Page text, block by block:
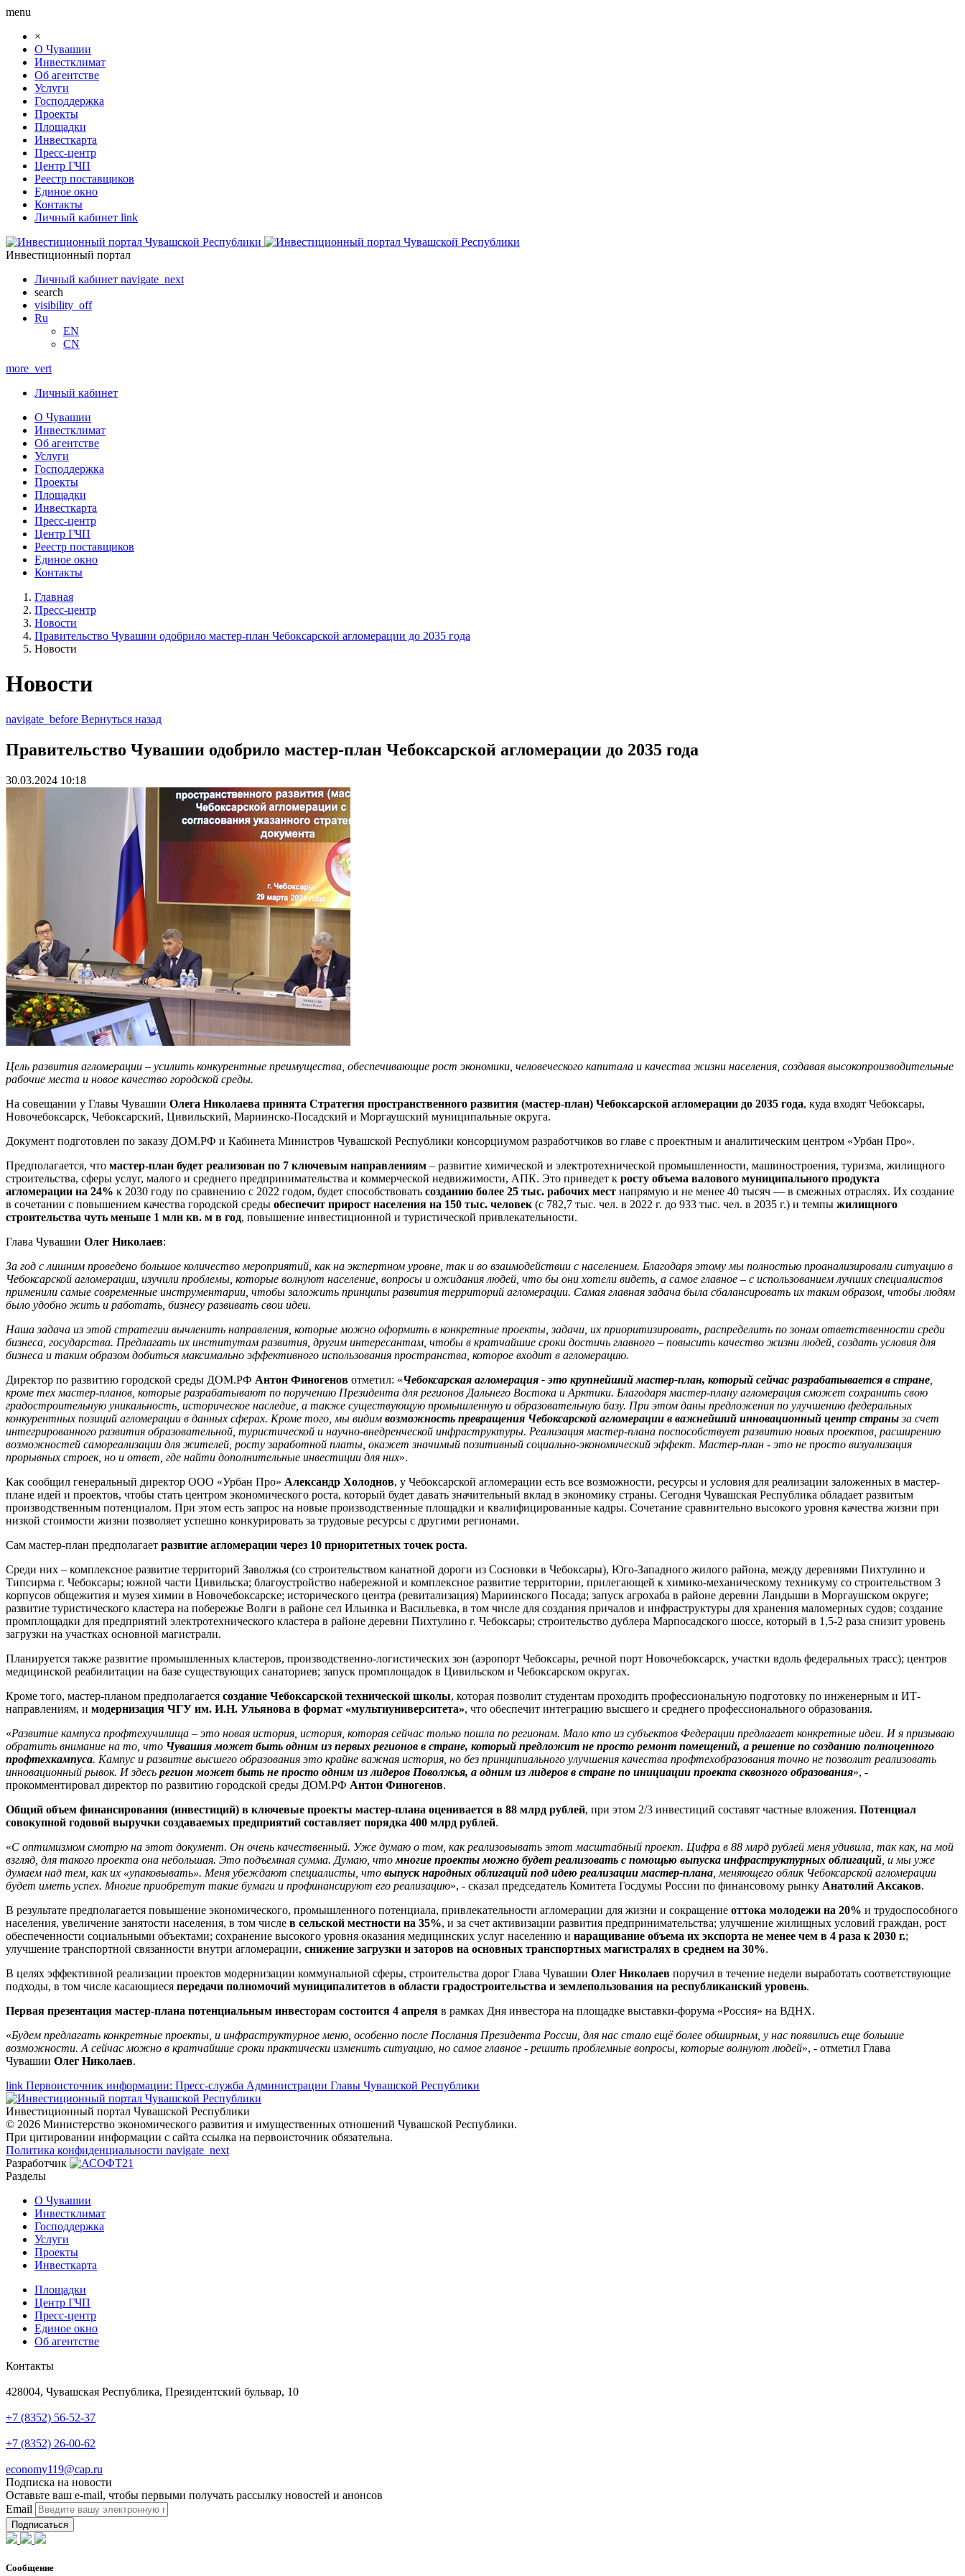
menu
×
О Чувашии
Инвестклимат
Об агентстве
Услуги
Господдержка
Проекты
Площадки
Инвесткарта
Пресс-центр
Центр ГЧП
Реестр поставщиков
Единое окно
Контакты
Личный кабинет link
Инвестиционный портал
Личный кабинет navigate_next
search
visibility_off
Ru
EN
CN
more_vert
Личный кабинет
О Чувашии
Инвестклимат
Об агентстве
Услуги
Господдержка
Проекты
Площадки
Инвесткарта
Пресс-центр
Центр ГЧП
Реестр поставщиков
Единое окно
Контакты
Главная
Пресс-центр
Новости
Правительство Чувашии одобрило мастер-план Чебоксарской агломерации до 2035 года
Новости
Новости
navigate_before Вернуться назад
Правительство Чувашии одобрило мастер-план Чебоксарской агломерации до 2035 года
30.03.2024 10:18
Цель развития агломерации – усилить конкурентные преимущества, обеспечивающие рост экономики, человеческого капитала и качества жизни населения, создавая высокопроизводительные
рабочие места и новое качество городской среды.
На совещании у Главы Чувашии Олега Николаева принята Стратегия пространственного развития (мастер-план) Чебоксарской агломерации до 2035 года, куда входят Чебоксары,
Новочебоксарск, Чебоксарский, Цивильский, Мариинско-Посадский и Моргаушский муниципальные округа.
Документ подготовлен по заказу ДОМ.РФ и Кабинета Министров Чувашской Республики консорциумом разработчиков во главе с проектным и аналитическим центром «Урбан Про».
Предполагается, что мастер-план будет реализован по 7 ключевым направлениям – развитие химической и электротехнической промышленности, машиностроения, туризма, жилищного
строительства, сферы услуг, малого и среднего предпринимательства и коммерческой недвижимости, АПК. Это приведет к росту объема валового муниципального продукта
агломерации на 24% к 2030 году по сравнению с 2022 годом, будет способствовать созданию более 25 тыс. рабочих мест напрямую и не менее 40 тысяч — в смежных отраслях. Их создание
в сочетании с повышением качества городской среды обеспечит прирост населения на 150 тыс. человек (с 782,7 тыс. чел. в 2022 г. до 933 тыс. чел. в 2035 г.) и темпы жилищного
строительства чуть меньше 1 млн кв. м в год, повышение инвестиционной и туристической привлекательности.
Глава Чувашии Олег Николаев:
За год с лишним проведено большое количество мероприятий, как на экспертном уровне, так и во взаимодействии с населением. Благодаря этому мы полностью проанализировали ситуацию в
Чебоксарской агломерации, изучили проблемы, которые волнуют население, вопросы и ожидания людей, что бы они хотели видеть, а самое главное – с использованием лучших специалистов
применили самые современные инструментарии, чтобы заложить принципы развития территорий агломерации. Самая главная задача была сбалансировать их таким образом, чтобы людям
было удобно жить и работать, бизнесу развивать свои идеи.
Наша задача из этой стратегии вычленить направления, которые можно оформить в конкретные проекты, задачи, их приоритизировать, распределить по зонам ответственности среди
бизнеса, государства. Предлагать их институтам развития, другим интересантам, чтобы в кратчайшие сроки достичь главного – повысить качество жизни людей, создать условия для
бизнеса и таким образом добиться максимально эффективного использования пространства, которое входит в агломерацию.
Директор по развитию городской среды ДОМ.РФ Антон Финогенов отметил: «Чебоксарская агломерация - это крупнейший мастер-план, который сейчас разрабатывается в стране
кроме тех мастер-планов, которые разрабатывают по поручению Президента для регионов Дальнего Востока и Арктики. Благодаря мастер-плану агломерация сможет сохранить свою
градостроительную уникальность, историческое наследие, а также существующую промышленную и образовательную базу. При этом даны предложения по улучшению федеральных
конкурентных позиций агломерации в данных сферах. Кроме того, мы видим возможность превращения Чебоксарской агломерации в важнейший инновационный центр страны за счет
интегрированного развития образовательной, туристической и научно-внедренческой инфраструктуры. Реализация мастер-плана поспособствует развитию новых проектов, расширению
возможностей самореализации для жителей, росту заработной платы, окажет значимый позитивный социально-экономический эффект. Мастер-план - это не просто визуализация
прорывных строек, но и ответ, где найти дополнительные инвестиции для них».
Как сообщил генеральный директор ООО «Урбан Про» Александр Холоднов, у Чебоксарской агломерации есть все возможности, ресурсы и условия для реализации заложенных в мастер-
плане идей и проектов, чтобы стать центром экономического роста, который будет давать значительный вклад в экономику страны. Сегодня Чувашская Республика обладает развитым
производственным потенциалом. При этом есть запрос на новые производственные площадки и квалифицированные кадры. Сочетание сравнительно высокого уровня качества жизни при
низкой стоимости жизни позволяет успешно конкурировать за трудовые ресурсы с другими регионами.
Сам мастер-план предполагает развитие агломерации через 10 приоритетных точек роста.
Среди них – комплексное развитие территорий Заволжья (со строительством канатной дороги из Сосновки в Чебоксары), Юго-Западного жилого района, между деревнями Пихтулино и
Типсирма г. Чебоксары; южной части Цивильска; благоустройство набережной и комплексное развитие территории, прилегающей к химико-механическому техникуму со строительством 3
корпусов общежития и музея химии в Новочебоксарске; исторического центра (ревитализация) Мариинского Посада; запуск агрохаба в районе деревни Ландыши в Моргаушском округе;
развитие туристического кластера на побережье Волги в районе сел Ильинка и Васильевка, в том числе для создания причалов и инфраструктуры для хранения маломерных судов; создание
промплощадки для предприятий электротехнического кластера в районе деревни Пихтулино г. Чебоксары; строительство дублера Марпосадского шоссе, который в 1,5-2 раза снизит уровень
загрузки на участках основной магистрали.
Планируется также развитие промышленных кластеров, производственно-логистических зон (аэропорт Чебоксары, речной порт Новочебоксарск, участки вдоль федеральных трасс); центров
медицинской реабилитации на базе существующих санаториев; запуск промплощадок в Цивильском и Чебоксарском округах.
Кроме того, мастер-планом предполагается создание Чебоксарской технической школы, которая позволит студентам проходить профессиональную подготовку по инженерным и ИТ-
направлениям, и модернизация ЧГУ им. И.Н. Ульянова в формат «мультиуниверситета», что обеспечит интеграцию высшего и среднего профессионального образования.
«Развитие кампуса профтехучилища – это новая история, история, которая сейчас только пошла по регионам. Мало кто из субъектов Федерации предлагает конкретные идеи. И я призываю
обратить внимание на то, что Чувашия может быть одним из первых регионов в стране, который предложит не просто ремонт помещений, а решение по созданию полноценного
профтехкампуса. Кампус и развитие высшего образования это крайне важная история, но без принципиального улучшения качества профтехобразования точно не позволит реализовать
инновационный рывок. И здесь регион может быть не просто одним из лидеров Поволжья, а одним из лидеров в стране по инициации проекта сквозного образования», -
прокомментировал директор по развитию городской среды ДОМ.РФ Антон Финогенов.
Общий объем финансирования (инвестиций) в ключевые проекты мастер-плана оценивается в 88 млрд рублей, при этом 2/3 инвестиций составят частные вложения. Потенциал
совокупной годовой выручки создаваемых предприятий составляет порядка 400 млрд рублей.
«С оптимизмом смотрю на этот документ. Он очень качественный. Уже думаю о том, как реализовывать этот масштабный проект. Цифра в 88 млрд рублей меня удивила, так как, на мой
взгляд, для такого проекта она небольшая. Это подъемная сумма. Думаю, что многие проекты можно будет реализовать с помощью выпуска инфраструктурных облигаций , и мы уже
думаем над тем, как их «упаковывать». Меня убеждают специалисты, что выпуск народных облигаций под идею реализации мастер-плана , меняющего облик Чебоксарской агломерации
будет иметь успех. Многие приобретут такие бумаги и профинансируют его реализацию», - сказал председатель Комитета Госдумы России по финансовому рынку Анатолий Аксаков.
В результате предполагается повышение экономического, промышленного потенциала, привлекательности агломерации для жизни и сокращение оттока молодежи на 20% и трудоспособного
населения, увеличение занятости населения, в том числе в сельской местности на 35%, и за счет активизации развития предпринимательства; улучшение жилищных условий граждан, рост
обеспеченности социальными объектами; сохранение высокого уровня оказания медицинских услуг населению и наращивание объема их экспорта не менее чем в 4 раза к 2030 г.;
улучшение транспортной связанности внутри агломерации, снижение загрузки и заторов на основных транспортных магистралях в среднем на 30%.
В целях эффективной реализации проектов модернизации коммунальной сферы, строительства дорог Глава Чувашии Олег Николаев поручил в течение недели выработать соответствующие
подходы, в том числе касающиеся передачи полномочий муниципалитетов в области градостроительства и землепользования на республиканский уровень.
Первая презентация мастер-плана потенциальным инвесторам состоится 4 апреля в рамках Дня инвестора на площадке выставки-форума «Россия» на ВДНХ.
«Будем предлагать конкретные проекты, и инфраструктурное меню, особенно после Послания Президента России, для нас стало ещё более обширным, у нас появились еще большие
возможности. А сейчас можно в кратчайшие сроки практически изменить ситуацию, но самое главное - решить проблемные вопросы, которые волнуют людей», - отметил Глава
Чувашии Олег Николаев.
link Первоисточник информации: Пресс-служба Администрации Главы Чувашской Республики
Инвестиционный портал Чувашской Республики
© 2026 Министерство экономического развития и имущественных отношений Чувашской Республики.
При цитировании информации с сайта ссылка на первоисточник обязательна.
Политика конфиденциальности navigate_next
Разработчик
Разделы
О Чувашии
Инвестклимат
Господдержка
Услуги
Проекты
Инвесткарта
Площадки
Центр ГЧП
Пресс-центр
Единое окно
Об агентстве
Контакты
428004, Чувашская Республика, Президентский бульвар, 10
+7 (8352) 56-52-37
+7 (8352) 26-00-62
economy119@cap.ru
Подписка на новости
Оставьте ваш e-mail, чтобы первыми получать рассылку новостей и анонсов
Email
Подписаться
Сообщение